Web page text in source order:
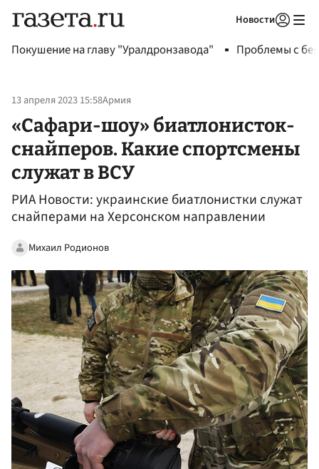
Новости
Покушение на главу "Уралдронзавода" Проблемы с
13 апреля 2023 15:58Армия
«Сафари-шоу» биатлонисток-
снайперов. Какие спортсмены
служат в ВСУ
РИА Новости: украинские биатлонистки служат
снайперами на Херсонском направлении
Михаил Родионов